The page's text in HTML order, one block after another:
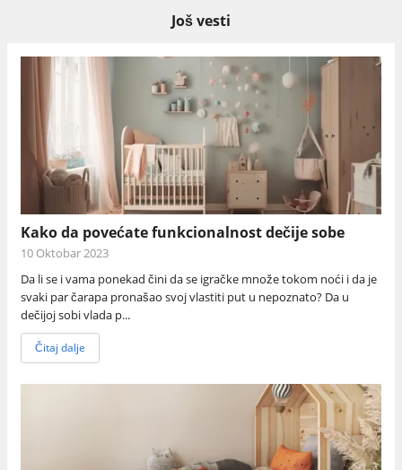
Još vesti
Kako da povećate funkcionalnost dečije sobe
10 Oktobar 2023
Da li se i vama ponekad čini da se igračke množe tokom noći i da je
svaki par čarapa pronašao svoj vlastiti put u nepoznato? Da u
dečijoj sobi vlada p...
Čitaj dalje